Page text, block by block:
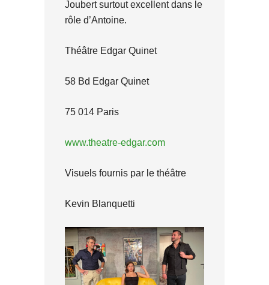
Joubert surtout excellent dans le
rôle d’Antoine.
Théâtre Edgar Quinet
58 Bd Edgar Quinet
75 014 Paris
www.theatre-edgar.com
Visuels fournis par le théâtre
Kevin Blanquetti